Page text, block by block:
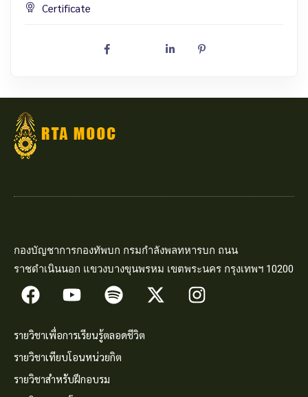
Certificate
กองบัญชาการกองทัพบก กรมกำลังพลทหารบก ถนน
ราชดำเนินนอก แขวงบางขุนพรหม เขตพระนคร กรุงเทพฯ 10200
รายวิชาเพื่อการเรียนรู้ตลอดชีวิต
รายวิชาเทียบโอนหน่วยกิต
รายวิชาสำหรับฝึกอบรม